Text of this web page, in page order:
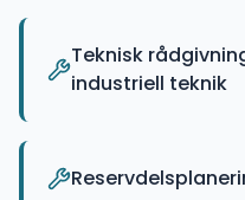
Teknisk
industriell teknik